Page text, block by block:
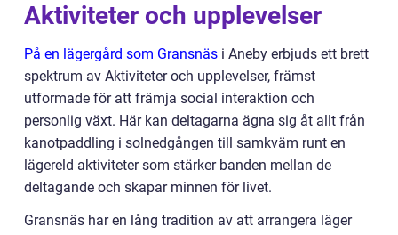
Aktiviteter och upplevelser
På en lägergård som Gransnäs i Aneby erbjuds ett brett
spektrum av Aktiviteter och upplevelser, främst
utformade för att främja social interaktion och
personlig växt. Här kan deltagarna ägna sig åt allt från
kanotpaddling i solnedgången till samkväm runt en
lägereld aktiviteter som stärker banden mellan de
deltagande och skapar minnen för livet.
Gransnäs har en lång tradition av att arrangera läger